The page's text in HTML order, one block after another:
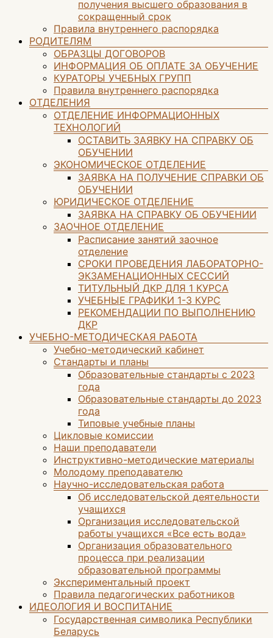
получения высшего образования в
сокращенный срок
Правила внутреннего распорядка
РОДИТЕЛЯМ
ОБРАЗЦЫ ДОГОВОРОВ
ИНФОРМАЦИЯ ОБ ОПЛАТЕ ЗА ОБУЧЕНИЕ
КУРАТОРЫ УЧЕБНЫХ ГРУПП
Правила внутреннего распорядка
ОТДЕЛЕНИЯ
ОТДЕЛЕНИЕ ИНФОРМАЦИОННЫХ
ТЕХНОЛОГИЙ
ОСТАВИТЬ ЗАЯВКУ НА СПРАВКУ ОБ
ОБУЧЕНИИ
ЭКОНОМИЧЕСКОЕ ОТДЕЛЕНИЕ
ЗАЯВКА НА ПОЛУЧЕНИЕ СПРАВКИ ОБ
ОБУЧЕНИИ
ЮРИДИЧЕСКОЕ ОТДЕЛЕНИЕ
ЗАЯВКА НА СПРАВКУ ОБ ОБУЧЕНИИ
ЗАОЧНОЕ ОТДЕЛЕНИЕ
Расписание занятий заочное
отделение
СРОКИ ПРОВЕДЕНИЯ ЛАБОРАТОРНО-
ЭКЗАМЕНАЦИОННЫХ СЕССИЙ
ТИТУЛЬНЫЙ ДКР ДЛЯ 1 КУРСА
УЧЕБНЫЕ ГРАФИКИ 1-3 КУРС
РЕКОМЕНДАЦИИ ПО ВЫПОЛНЕНИЮ
ДКР
УЧЕБНО-МЕТОДИЧЕСКАЯ РАБОТА
Учебно-методический кабинет
Стандарты и планы
Образовательные стандарты с 2023
года
Образовательные стандарты до 2023
года
Типовые учебные планы
Цикловые комиссии
Наши преподаватели
Инструктивно-методические материалы
Молодому преподавателю
Научно-исследовательская работа
Об исследовательской деятельности
учащихся
Организация исследовательской
работы учащихся «Все есть вода»
Организация образовательного
процесса при реализации
образовательной программы
Экспериментальный проект
Правила педагогических работников
ИДЕОЛОГИЯ И ВОСПИТАНИЕ
Государственная символика Республики
Беларусь